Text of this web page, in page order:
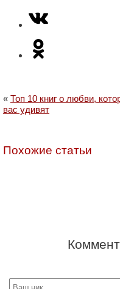
« Топ 10 книг о любви,
вас удивят
Похожие статьи